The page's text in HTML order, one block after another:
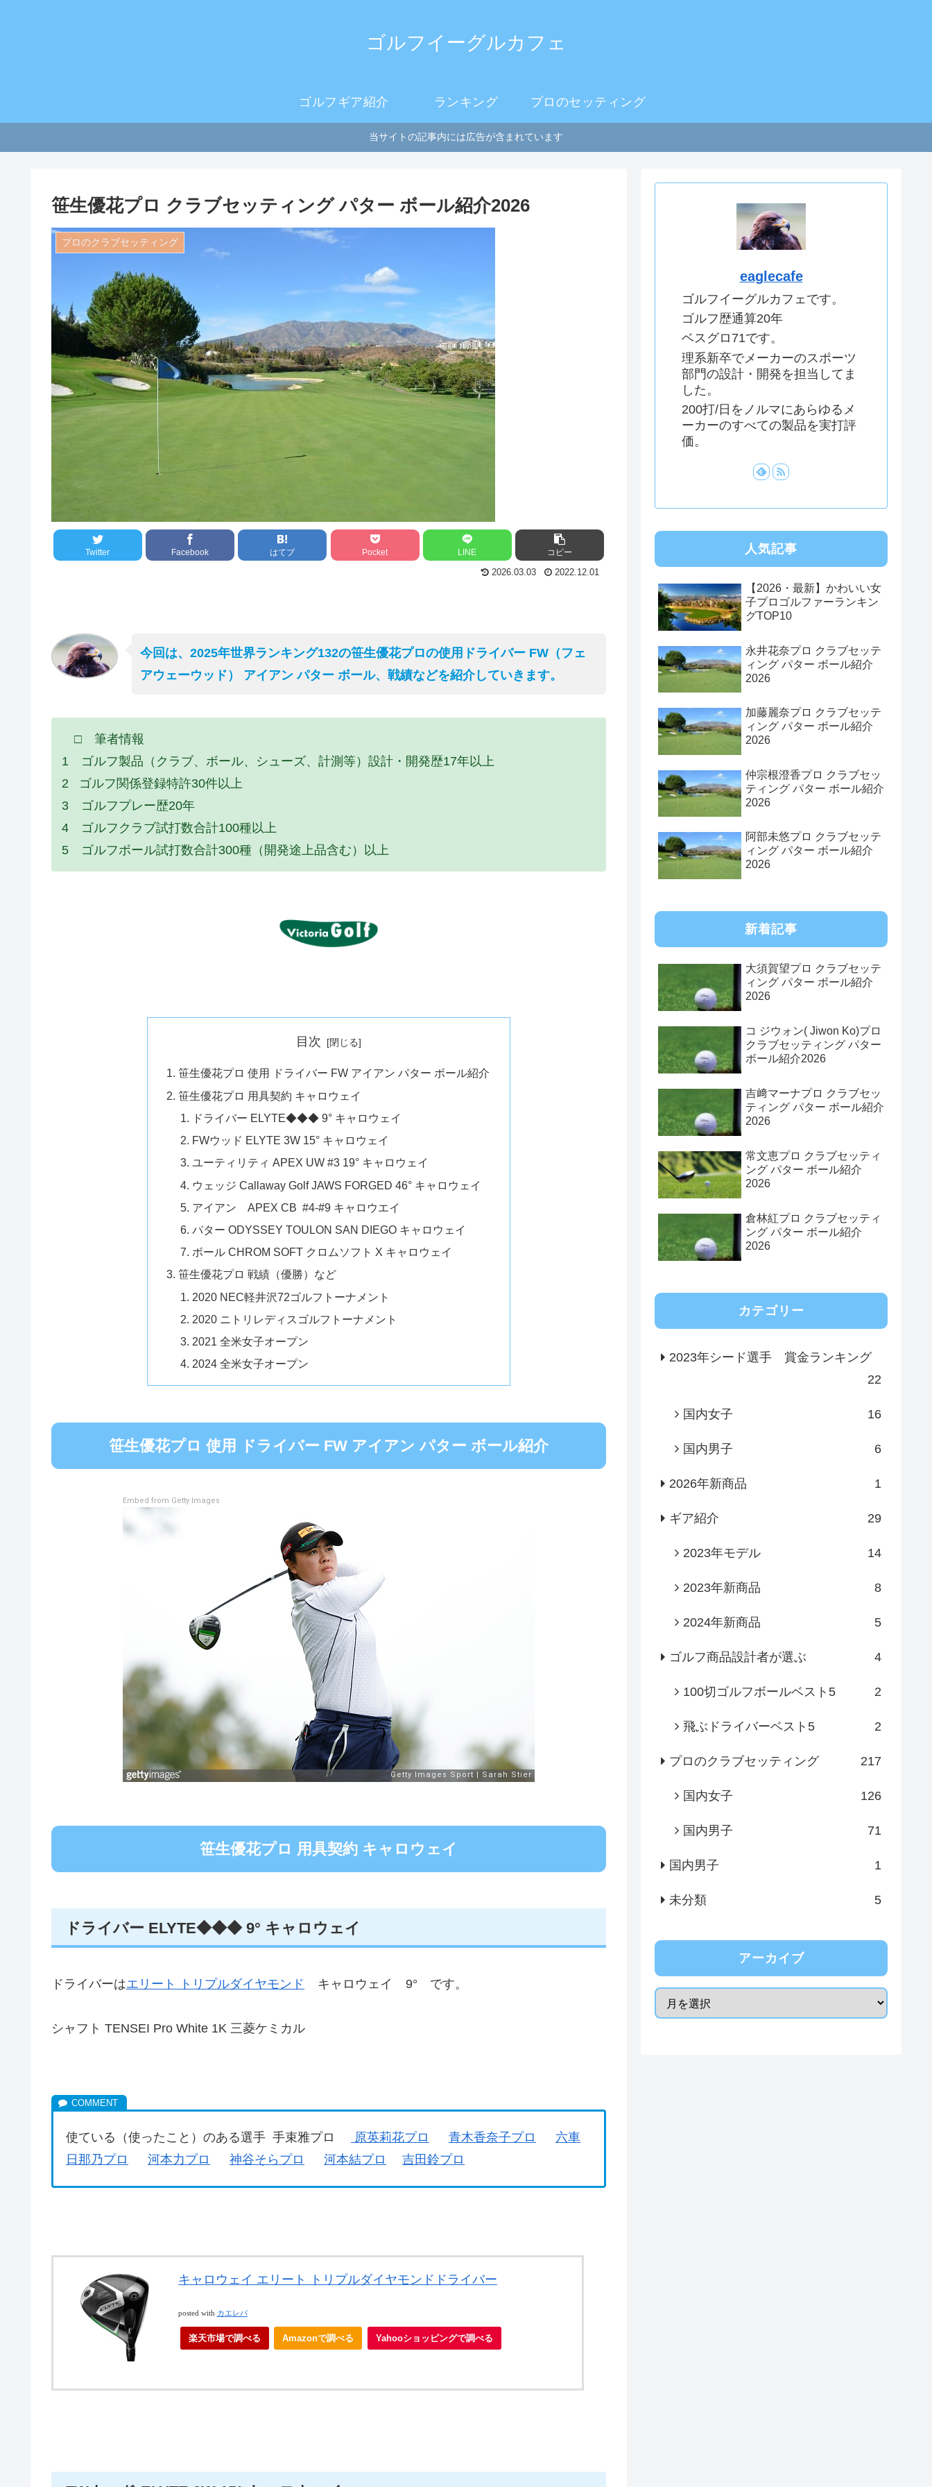
ゴルフイーグルカフェ
ゴルフギア紹介 ランキング プロのセッティング
当サイトの記事内には広告が含まれています
笹生優花プロ クラブセッティング パター ボール紹介2026
プロのクラブセッティング
Twitter Facebook はてブ Pocket LINE コピー
2026.03.03 2022.12.01
今回は、2025年世界ランキング132の笹生優花プロの使用ドライバー FW（フェ
アウェーウッド） アイアン パター ボール、戦績などを紹介していきます。
□ 筆者情報
1 ゴルフ製品（クラブ、ボール、シューズ、計測等）設計・開発歴17年以上
2 ゴルフ関係登録特許30件以上
3 ゴルフプレー歴20年
4 ゴルフクラブ試打数合計100種以上
5 ゴルフボール試打数合計300種（開発途上品含む）以上
目次
笹生優花プロ 使用 ドライバー FW アイアン パター ボール紹介
笹生優花プロ 用具契約 キャロウェイ
ドライバー ELYTE◆◆◆ 9° キャロウェイ
FWウッド ELYTE 3W 15° キャロウェイ
ユーティリティ APEX UW #3 19° キャロウェイ
ウェッジ Callaway Golf JAWS FORGED 46° キャロウェイ
アイアン APEX CB #4-#9 キャロウエイ
パター ODYSSEY TOULON SAN DIEGO キャロウェイ
ボール CHROM SOFT クロムソフト X キャロウェイ
笹生優花プロ 戦績（優勝）など
2020 NEC軽井沢72ゴルフトーナメント
2020 ニトリレディスゴルフトーナメント
2021 全米女子オープン
2024 全米女子オープン
笹生優花プロ 使用 ドライバー FW アイアン パター ボール紹介
Embed from Getty Images
笹生優花プロ 用具契約 キャロウェイ
ドライバー ELYTE◆◆◆ 9° キャロウェイ
ドライバーはエリート トリプルダイヤモンド キャロウェイ 9° です。
シャフト TENSEI Pro White 1K 三菱ケミカル
使ている（使ったこと）のある選手 手束雅プロ 原英莉花プロ 青木香奈子プロ
六車
日那乃プロ
河本力プロ 神谷そらプロ 河本結プロ 吉田鈴プロ
キャロウェイ エリート トリプルダイヤモンドドライバー
posted with カエレバ
楽天市場で調べる Amazonで調べる Yahooショッピングで調べる
eaglecafe
ゴルフイーグルカフェです。
ゴルフ歴通算20年
ベスグロ71です。
理系新卒でメーカーのスポーツ
部門の設計・開発を担当してま
した。
200打/日をノルマにあらゆるメ
ーカーのすべての製品を実打評
価。
人気記事
【2026・最新】かわいい女
子プロゴルファーランキン
グTOP10
永井花奈プロ クラブセッテ
ィング パター ボール紹介
2026
加藤麗奈プロ クラブセッテ
ィング パター ボール紹介
2026
仲宗根澄香プロ クラブセッ
ティング パター ボール紹介
2026
阿部未悠プロ クラブセッテ
ィング パター ボール紹介
2026
新着記事
大須賀望プロ クラブセッテ
ィング パター ボール紹介
2026
コ ジウォン( Jiwon Ko)プロ
クラブセッティング パター
ボール紹介2026
吉﨑マーナプロ クラブセッ
ティング パター ボール紹介
2026
常文恵プロ クラブセッティ
ング パター ボール紹介
2026
倉林紅プロ クラブセッティ
ング パター ボール紹介
2026
カテゴリー
2023年シード選手 賞金ランキング
22
国内女子 16
国内男子 6
2026年新商品 1
ギア紹介 29
2023年モデル 14
2023年新商品 8
2024年新商品 5
ゴルフ商品設計者が選ぶ 4
100切ゴルフボールベスト5 2
飛ぶドライバーベスト5 2
プロのクラブセッティング 217
国内女子 126
国内男子 71
国内男子 1
未分類 5
アーカイブ